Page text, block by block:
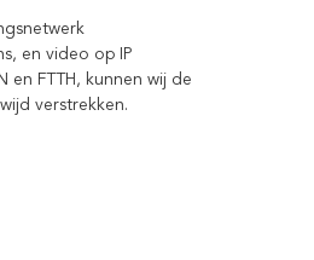
en video op IP
en FTTH, kunnen wij de
verstrekken.